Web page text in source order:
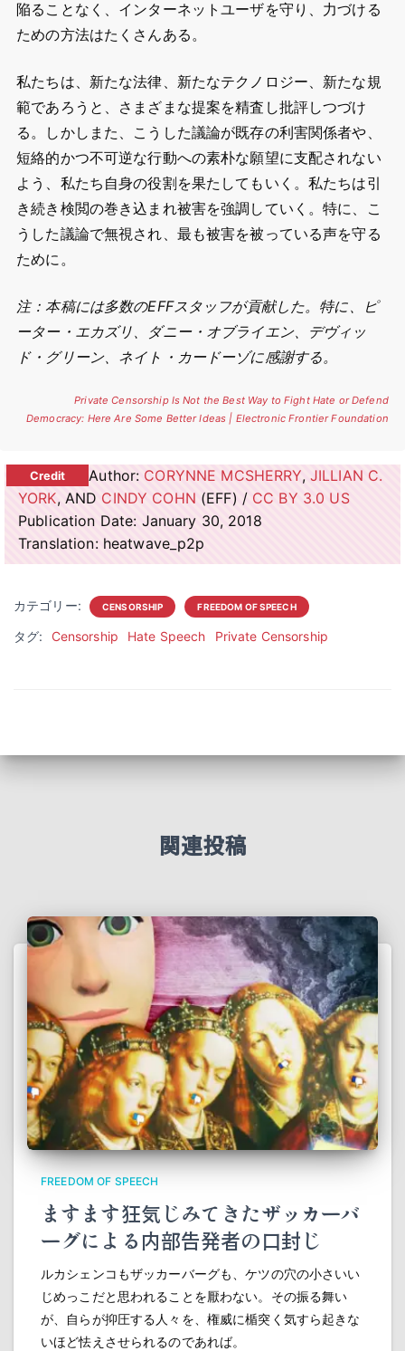
陥ることなく、インターネットユーザを守り、力づける
ための方法はたくさんある。
私たちは、新たな法律、新たなテクノロジー、新たな規
範であろうと、さまざまな提案を精査し批評しつづけ
る。しかしまた、こうした議論が既存の利害関係者や、
短絡的かつ不可逆な行動への素朴な願望に支配されない
よう、私たち自身の役割を果たしてもいく。私たちは引
き続き検閲の巻き込まれ被害を強調していく。特に、こ
うした議論で無視され、最も被害を被っている声を守る
ために。
注：本稿には多数のEFFスタッフが貢献した。特に、ピ
ーター・エカズリ、ダニー・オブライエン、デヴィッ
ド・グリーン、ネイト・カードーゾに感謝する。
Private Censorship Is Not the Best Way to Fight Hate or Defend
Democracy: Here Are Some Better Ideas | Electronic Frontier Foundation
Author: CORYNNE MCSHERRY, JILLIAN C.
YORK, AND CINDY COHN (EFF) / CC BY 3.0 US
Publication Date: January 30, 2018
Translation: heatwave_p2p
カテゴリー: CENSORSHIP FREEDOM OF SPEECH
タグ: Censorship Hate Speech Private Censorship
関連投稿
FREEDOM OF SPEECH
ますます狂気じみてきたザッカーバ
ーグによる内部告発者の口封じ
ルカシェンコもザッカーバーグも、ケツの穴の小さいい
じめっこだと思われることを厭わない。その振る舞い
が、自らが抑圧する人々を、権威に楯突く気すら起きな
いほど怯えさせられるのであれば。